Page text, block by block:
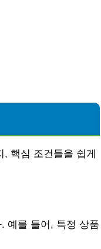
핵심 조건들을 쉽게
예를 들어, 특정 상품